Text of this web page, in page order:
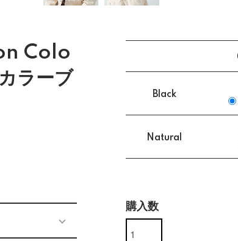
Colo
ラーブ
Black
Natural
購入数